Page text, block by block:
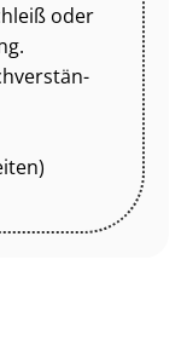
oder